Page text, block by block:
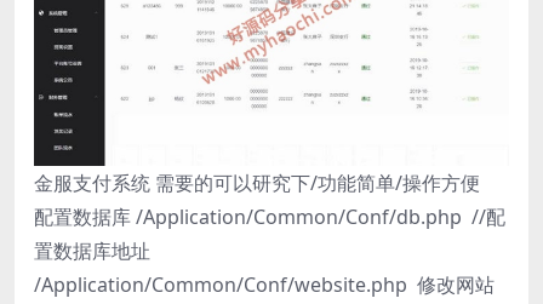
金服支付系统 需要的可以研究下/功能简单/操作方便
配置数据库 /Application/Common/Conf/db.php //配
置数据库地址
/Application/Common/Conf/website.php 修改网站